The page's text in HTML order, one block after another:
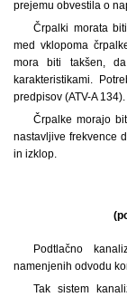
prejemu obvestila o
Črpalki morata
med vklopoma
mora biti takšen,
karakteristikami.
predpisov (ATV-A 134).
Črpalke morajo
nastavljive frekvence
in izklop.
Podtlačno
namenjenih odvodu
Tak sistem